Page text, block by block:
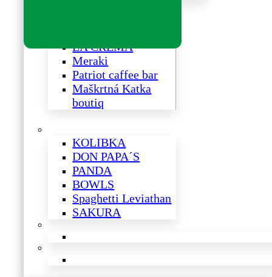
LA CREMA
Meraki
Patriot caffee bar
Maškrtná Katka
boutiq
KOLIBKA
DON PAPA´S
PANDA
BOWLS
Spaghetti Leviathan
SAKURA